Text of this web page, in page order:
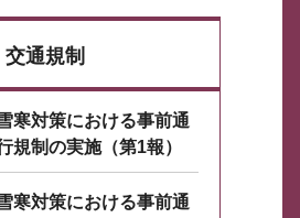
交通規制
寒対策における事前通
規制の実施（第1報）
寒対策における事前通